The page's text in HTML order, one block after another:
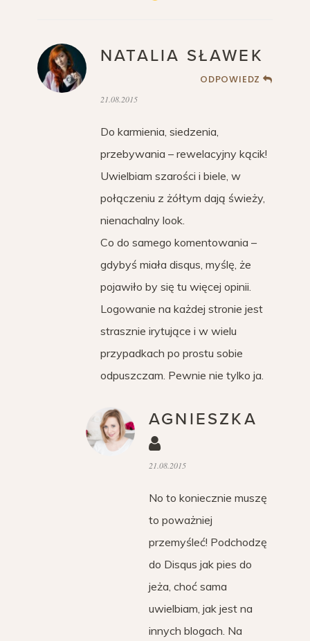
NATALIA SŁAWEK
ODPOWIEDZ
21.08.2015
Do karmienia, siedzenia,
przebywania – rewelacyjny kącik!
Uwielbiam szarości i biele, w
połączeniu z żółtym dają świeży,
nienachalny look.
Co do samego komentowania –
gdybyś miała disqus, myślę, że
pojawiło by się tu więcej opinii.
Logowanie na każdej stronie jest
strasznie irytujące i w wielu
przypadkach po prostu sobie
odpuszczam. Pewnie nie tylko ja.
AGNIESZKA
21.08.2015
No to koniecznie muszę
to poważniej
przemyśleć! Podchodzę
do Disqus jak pies do
jeża, choć sama
uwielbiam, jak jest na
innych blogach. Na